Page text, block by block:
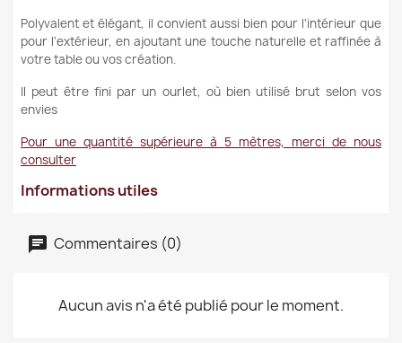
Polyvalent et élégant, il convient aussi bien pour l'intérieur que
pour l'extérieur, en ajoutant une touche naturelle et raffinée à
votre table ou vos création.
Il peut être fini par un ourlet, où bien utilisé brut selon vos
envies
Pour une quantité supérieure à 5 mètres, merci de nous
consulter
Informations utiles
Commentaires (0)
Aucun avis n'a été publié pour le moment.